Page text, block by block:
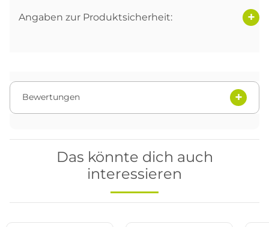
Angaben zur Produktsicherheit:
Bewertungen
Das könnte dich auch
interessieren